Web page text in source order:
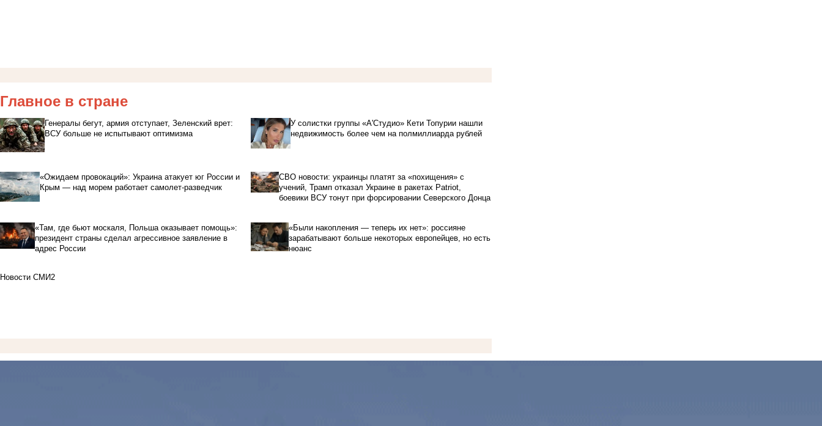
Главное в стране
Генералы бегут, армия отступает, Зеленский врет:
ВСУ больше не испытывают оптимизма
У солистки группы «А'Студио» Кети Топурии нашли
недвижимость более чем на полмиллиарда рублей
«Ожидаем провокаций»: Украина атакует юг России и
Крым — над морем работает самолет-разведчик
СВО новости: украинцы платят за «похищения» с
учений, Трамп отказал Украине в ракетах Patriot,
боевики ВСУ тонут при форсировании Северского Донца
«Там, где бьют москаля, Польша оказывает помощь»:
президент страны сделал агрессивное заявление в
адрес России
«Были накопления — теперь их нет»: россияне
зарабатывают больше некоторых европейцев, но есть
нюанс
Новости СМИ2